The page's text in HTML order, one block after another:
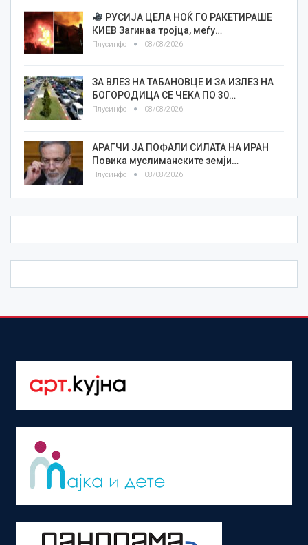
РУСИЈА ЦЕЛА НОЌ ГО РАКЕТИРАШЕ
КИЕВ Загинаа тројца, меѓу…
Плусинфо 08/08/2026
ЗА ВЛЕЗ НА ТАБАНОВЦЕ И ЗА ИЗЛЕЗ НА
БОГОРОДИЦА СЕ ЧЕКА ПО 30…
Плусинфо 08/08/2026
АРАГЧИ ЈА ПОФАЛИ СИЛАТА НА ИРАН
Повика муслиманските земји…
Плусинфо 08/08/2026